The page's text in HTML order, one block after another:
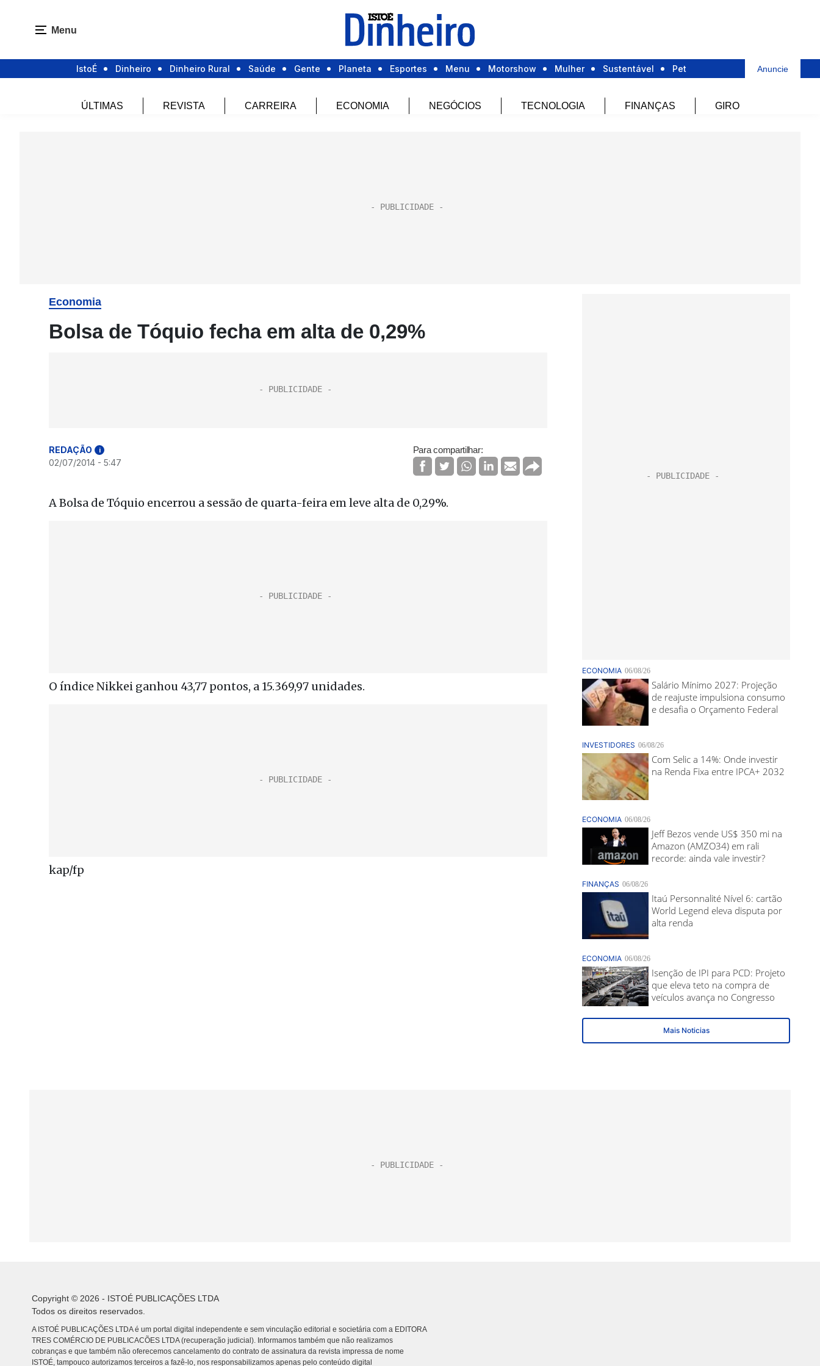
Menu
IstoÉ Dinheiro Dinheiro Rural Saúde Gente Planeta Esportes Menu Motorshow Mulher Sustentável Pet Anuncie
ÚLTIMAS REVISTA CARREIRA ECONOMIA NEGÓCIOS TECNOLOGIA FINANÇAS GIRO
Economia
Bolsa de Tóquio fecha em alta de 0,29%
REDAÇÃO i
02/07/2014 - 5:47
Para compartilhar:
A Bolsa de Tóquio encerrou a sessão de quarta-feira em leve alta de 0,29%.
O índice Nikkei ganhou 43,77 pontos, a 15.369,97 unidades.
kap/fp
Copyright © 2026 - ISTOÉ PUBLICAÇÕES LTDA
Todos os direitos reservados.
A ISTOÉ PUBLICAÇÕES LTDA é um portal digital independente e sem vinculação editorial e societária com a EDITORA
TRES COMÉRCIO DE PUBLICACÕES LTDA (recuperação judicial). Informamos também que não realizamos
cobranças e que também não oferecemos cancelamento do contrato de assinatura da revista impressa de nome
ISTOÉ, tampouco autorizamos terceiros a fazê-lo, nos responsabilizamos apenas pelo conteúdo digital